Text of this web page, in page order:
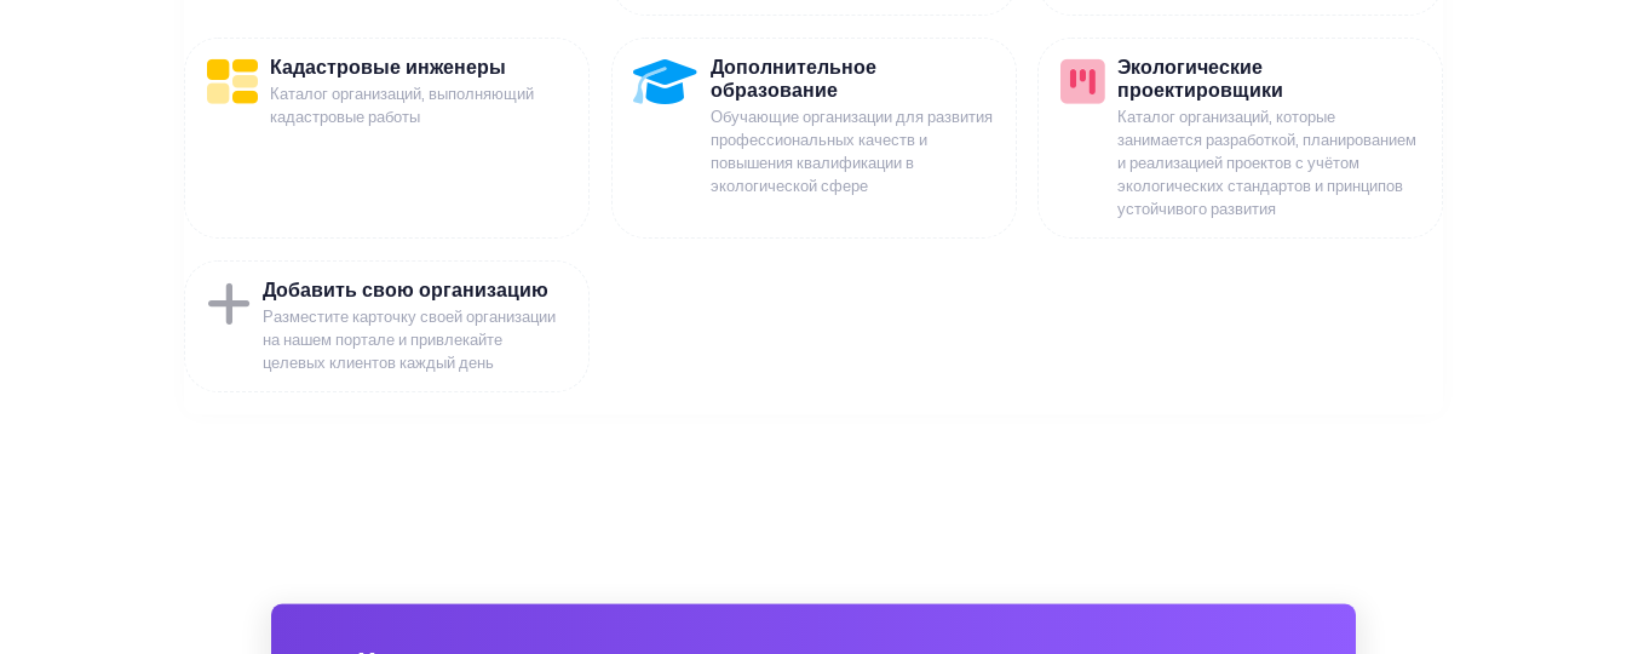
Кадастровые инженеры
Каталог организаций, выполняющий
кадастровые работы
Дополнительное
образование
Обучающие организации для развития
профессиональных качеств и
повышения квалификации в
экологической сфере
Экологические
проектировщики
Каталог организаций, которые
занимается разработкой, планированием
и реализацией проектов с учётом
экологических стандартов и принципов
устойчивого развития
Добавить свою организацию
Разместите карточку своей организации
на нашем портале и привлекайте
целевых клиентов каждый день